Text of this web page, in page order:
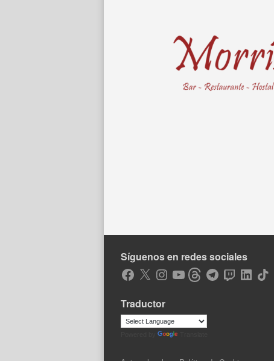
Síguenos en redes sociales
Facebook
X Instagram
YouTubeThreadsTelegramTwitchLinkedIn
TikTok
Traductor